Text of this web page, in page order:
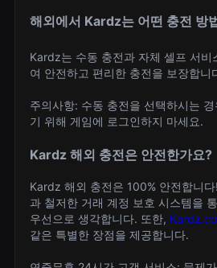
해외에서 Kardz는 어떤 충전 방
Kardz는 수동 충전과 자체 셀프 서비
여 안전하고 편리한 충전을 보장합니
주의사항: 수동 충전을 선택하시는
기 위해 게임에 로그인하지 마세요.
Kardz 해외 충전은 안전한가요?
Kardz 해외 충전은 100% 안전합니
과 철저한 거래 계정 보호 시스템을
우선으로 생각합니다. 또한,
같은 특별한 장점을 제공합니다.